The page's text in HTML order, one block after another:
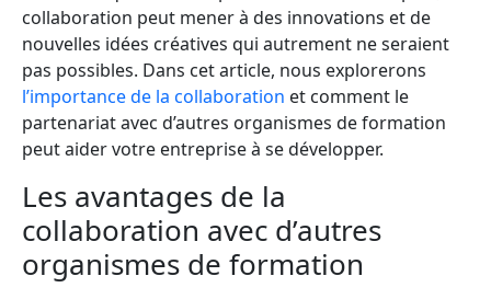
collaboration peut mener à des innovations et de
nouvelles idées créatives qui autrement ne seraient
pas possibles. Dans cet article, nous explorerons
l’importance de la collaboration et comment le
partenariat avec d’autres organismes de formation
peut aider votre entreprise à se développer.
Les avantages de la
collaboration avec d’autres
organismes de formation